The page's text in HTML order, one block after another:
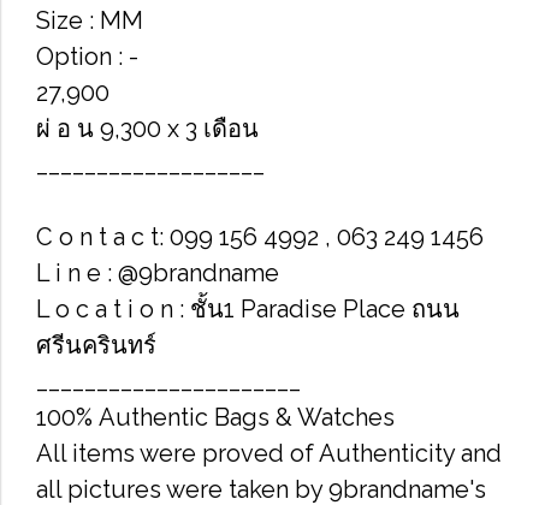
Size : MM
Option : -
27,900
ผ่ อ น 9,300 x 3 เดือน
C o n t a c t: 099 156 4992 , 063 249 1456
L i n e : @9brandname
L o c a t i o n : ชั้น1 Paradise Place ถนน
ศรีนครินทร์
100% Authentic Bags & Watches
All items were proved of Authenticity and
all pictures were taken by 9brandname's